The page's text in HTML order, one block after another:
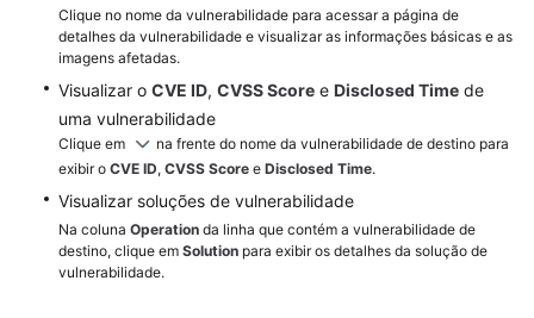
Clique no nome da vulnerabilidade para acessar a página de
detalhes da vulnerabilidade e visualizar as informações básicas e as
imagens afetadas.
Visualizar o CVE ID, CVSS Score e Disclosed Time de
uma vulnerabilidade
Clique em
na frente do nome da vulnerabilidade de destino para
exibir o CVE ID, CVSS Score e Disclosed Time.
Visualizar soluções de vulnerabilidade
Na coluna Operation da linha que contém a vulnerabilidade de
destino, clique em Solution para exibir os detalhes da solução de
vulnerabilidade.